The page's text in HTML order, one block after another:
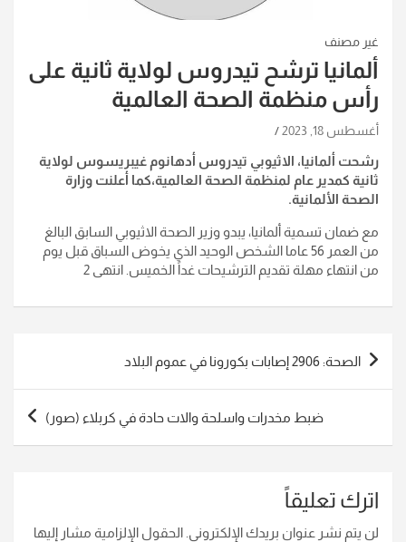
غير مصنف
ألمانيا ترشح تيدروس لولاية ثانية على
رأس منظمة الصحة العالمية
أغسطس 18, 2023
رشحت ألمانيا، الاثيوبي تيدروس أدهانوم غيبريسوس لولاية
ثانية كمدير عام لمنظمة الصحة العالمية،كما أعلنت وزارة
الصحة الألمانية.
مع ضمان تسمية ألمانيا، يبدو وزير الصحة الاثيوبي السابق البالغ
من العمر 56 عاما الشخص الوحيد الذي يخوض السباق قبل يوم
من انتهاء مهلة تقديم الترشيحات غداً الخميس. انتهى 2
تصفّح
الصحة: 2906 إصابات بكورونا في عموم البلاد
ضبط مخدرات واسلحة والات حادة في كربلاء (صور)
اترك تعليقاً
لن يتم نشر عنوان بريدك الإلكتروني. الحقول الإلزامية مشار إليها